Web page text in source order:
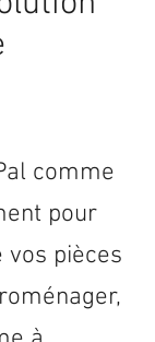
comme
pour
pièces